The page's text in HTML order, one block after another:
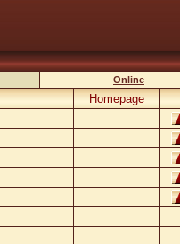
Online
Homepage